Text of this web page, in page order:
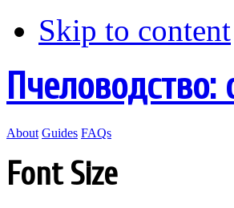
Skip to content
About Guides FAQs
Font Size